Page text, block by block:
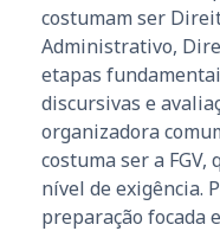
costumam ser
Administrativo,
etapas
discursivas e
organizadora
costuma ser a
nível de exigência.
preparação focada